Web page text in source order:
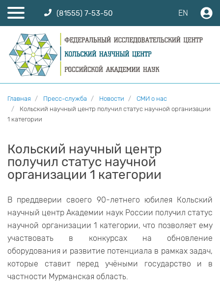
(81555) 7-53-50 EN
Главная Пресс-служба Новости
СМИ о нас
Кольский научный центр получил статус научной организации
1 категории
Кольский научный центр
получил статус научной
организации 1 категории
В преддверии своего 90-летнего юбилея Кольский
научный центр Академии наук России получил статус
научной организации 1 категории, что позволяет ему
участвовать в конкурсах на обновление
оборудования и развитие потенциала в рамках задач,
которые ставит перед учёными государство и в
частности Мурманская область.